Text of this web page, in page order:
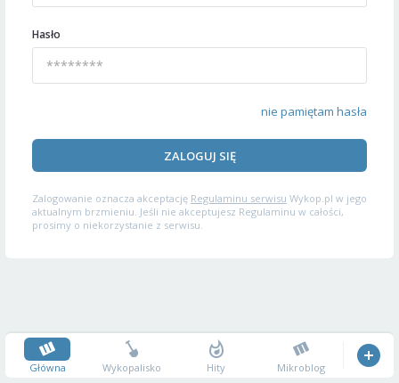
Hasło
nie pamiętam hasła
ZALOGUJ SIĘ
Zalogowanie oznacza akceptację Regulaminu serwisu Wykop.pl w jego
aktualnym brzmieniu. Jeśli nie akceptujesz Regulaminu w całości,
prosimy o niekorzystanie z serwisu.
Główna Wykopalisko Hity Mikroblog